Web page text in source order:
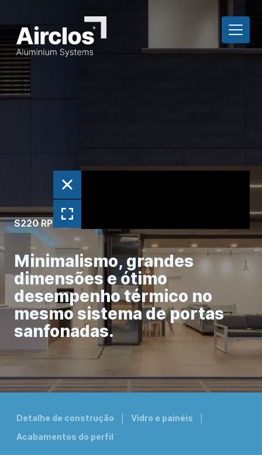
S220 RPT
Minimalismo, grandes
dimensões e ótimo
desempenho térmico no
mesmo sistema de portas
sanfonadas.
Detalhe de construção
Vidro e painéis
Acabamentos do perfil